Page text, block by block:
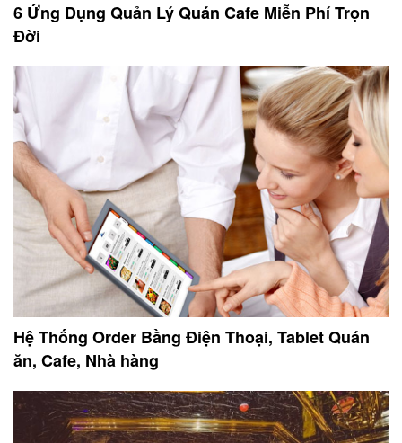
6 Ứng Dụng Quản Lý Quán Cafe Miễn Phí Trọn
Đời
Hệ Thống Order Bằng Điện Thoại, Tablet Quán
ăn, Cafe, Nhà hàng